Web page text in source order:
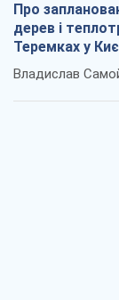
Про
дерев і
Теремках у
Владислав